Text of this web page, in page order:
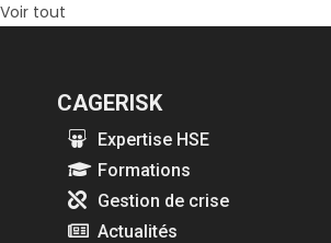
Voir tout
CAGERISK
Expertise HSE
Formations
Gestion de crise
Actualités